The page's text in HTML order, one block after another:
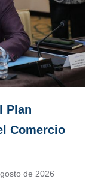
Plan
Comercio
de 2026